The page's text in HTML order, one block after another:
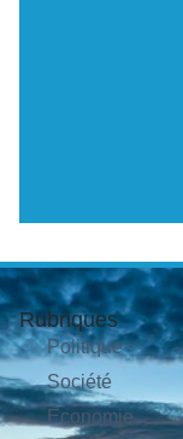
Rubriques
Politique
Société
Économie